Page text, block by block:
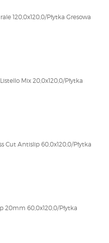
120,0x120,0/Płytka Gresowa
Mix 20,0x120,0/Płytka
Cut Antislip 60,0x120,0/Płytka
20mm 60,0x120,0/Płytka